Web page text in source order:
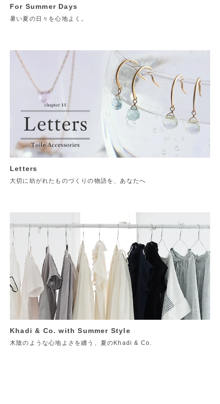
For Summer Days
暑い夏の日々を心地よく。
Letters
大切に紡がれたものづくりの物語を、あなたへ
Khadi & Co. with Summer Style
木陰のような心地よさを纏う、夏のKhadi & Co.